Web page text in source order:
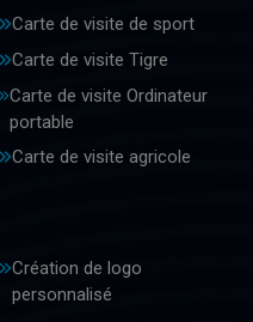
Carte de visite de sport
Carte de visite Tigre
Carte de visite Ordinateur
portable
Carte de visite agricole
Création de logo
personnalisé